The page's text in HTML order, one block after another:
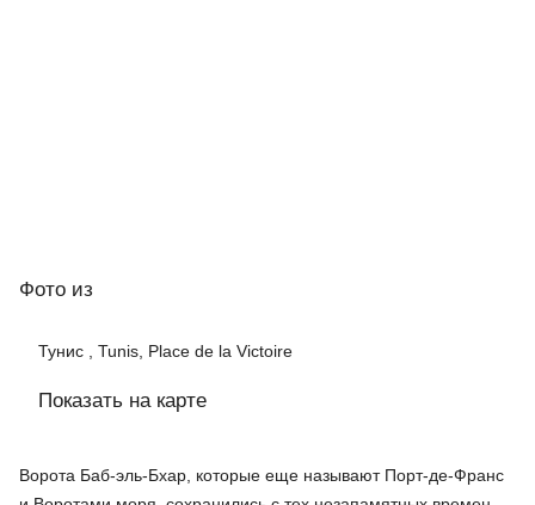
Фото из
Тунис , Tunis, Place de la Victoire
Показать на карте
Ворота Баб-эль-Бхар, которые еще называют Порт-де-Франс